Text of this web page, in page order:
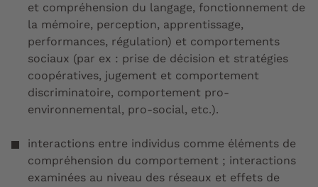
et compréhension du langage, fonctionnement de
la mémoire, perception, apprentissage,
performances, régulation) et comportements
sociaux (par ex : prise de décision et stratégies
coopératives, jugement et comportement
discriminatoire, comportement pro-
environnemental, pro-social, etc.).
interactions entre individus comme éléments de
compréhension du comportement ; interactions
examinées au niveau des réseaux et effets de